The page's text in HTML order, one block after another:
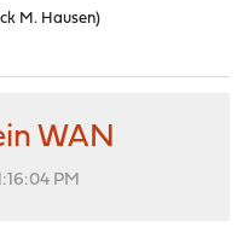
M. Hausen)
WAN
PM